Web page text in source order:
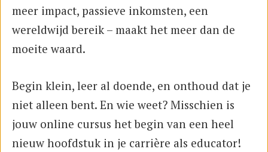
meer impact, passieve inkomsten, een
wereldwijd bereik – maakt het meer dan de
moeite waard.
Begin klein, leer al doende, en onthoud dat je
niet alleen bent. En wie weet? Misschien is
jouw online cursus het begin van een heel
nieuw hoofdstuk in je carrière als educator!